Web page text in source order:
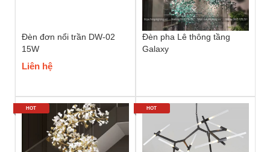
Đèn đơn nổi trần DW-02
15W
Liên hệ
Đèn pha Lê thông tầng
Galaxy
HOT HOT